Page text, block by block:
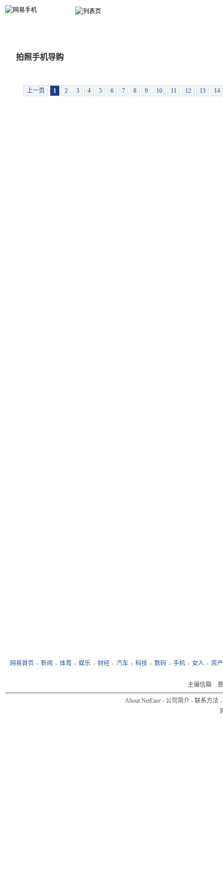
拍照手机导购
上一页 1 2 3 4 5 6 7 8 9 10 11 12 13 14
网易首页 - 新闻 - 体育 - 娱乐 - 财经 - 汽车 - 科技 - 数码 - 手机 - 女人 - 房产
主编信箱
About NetEase - 公司简介 - 联系方法 -